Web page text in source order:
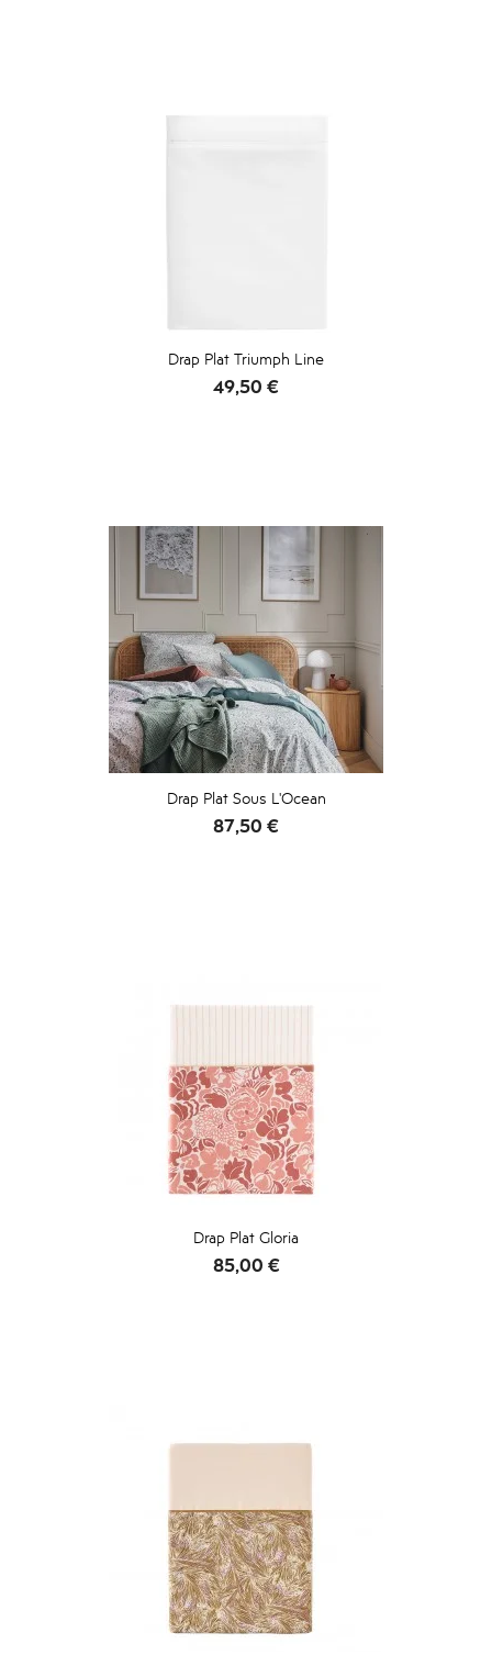
Drap Plat Triumph Line
Prix
49,50 €
Drap Plat Sous L'Ocean
Prix
87,50 €
Drap Plat Gloria
Prix
85,00 €